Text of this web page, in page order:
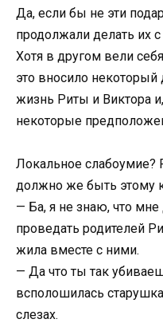
Да, если бы не эти
продолжали делать их
Хотя в другом вели
это вносило
жизнь Риты и Виктора
некоторые
Локальное слабоумие?
должно же быть этому
— Ба, я не знаю, что
проведать родителей
жила вместе с ними.
— Да что ты так
всполошилась
слезах.